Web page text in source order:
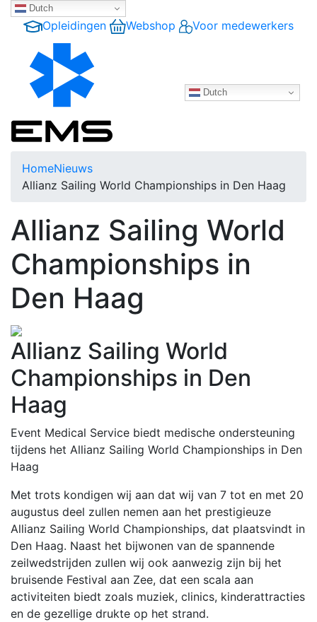
Dutch
Opleidingen Webshop Voor medewerkers
Dutch
HomeNieuws
Allianz Sailing World Championships in Den Haag
Allianz Sailing World
Championships in
Den Haag
Allianz Sailing World
Championships in Den
Haag
Event Medical Service biedt medische ondersteuning
tijdens het Allianz Sailing World Championships in Den
Haag
Met trots kondigen wij aan dat wij van 7 tot en met 20
augustus deel zullen nemen aan het prestigieuze
Allianz Sailing World Championships, dat plaatsvindt in
Den Haag. Naast het bijwonen van de spannende
zeilwedstrijden zullen wij ook aanwezig zijn bij het
bruisende Festival aan Zee, dat een scala aan
activiteiten biedt zoals muziek, clinics, kinderattracties
en de gezellige drukte op het strand.